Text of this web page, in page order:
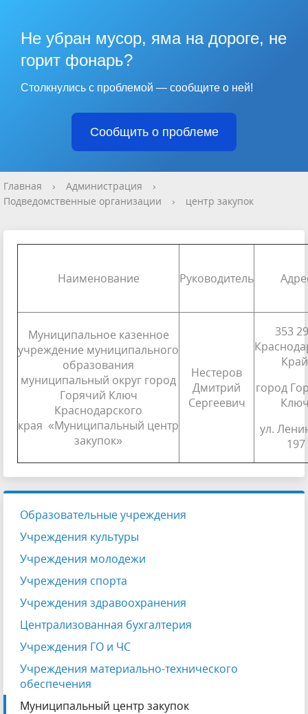
Не убран мусор, яма на дороге, не
горит фонарь?
Столкнулись с проблемой — сообщите о ней!
Сообщить о проблеме
Главная › Администрация
›
Подведомственные организации
› центр закупок
Наименование Руководитель
Муниципальное казенное
учреждение муниципального
образования
муниципальный округ город
Горячий Ключ
Краснодарского
края «Муниципальный центр
закупок»
Нестеров
Дмитрий
Сергеевич
353
город
ул.
197
Образовательные учреждения
Учреждения культуры
Учреждения молодежи
Учреждения спорта
Учреждения здравоохранения
Централизованная бухгалтерия
Учреждения ГО и ЧС
Учреждения материально-технического
обеспечения
Муниципальный центр закупок